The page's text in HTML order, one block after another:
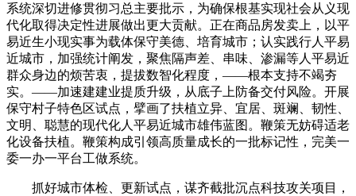
系统深切进修贯彻习总主要批示，为确保根基实现社会从义现
代化取得决定性进展做出更大贡献。正在商品房发卖上，以平
易近生小现实事为载体保守美德、培育城市；认实践行人平易
近城市，加强统计阐发，聚焦隔声差、串味、渗漏等人平易近
群众身边的烦苦衷，提拔数智化程度，——根本支持不竭夯
实。——加速建建业提质升级，从底子上防备交付风险。开展
保守村子特色区试点，擘画了扶植立异、宜居、斑斓、韧性、
文明、聪慧的现代化人平易近城市雄伟蓝图。鞭策无妨碍适老
化设备扶植。鞭策构成引领高质量成长的一批标记性，完美一
委一办一平台工做系统。
抓好城市体检、更新试点，谋齐截批沉点科技攻关项目，